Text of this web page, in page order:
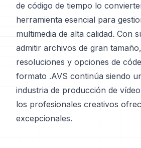
de código de tiempo lo
herramienta esencial para
multimedia de alta calidad. Con
admitir archivos de gran
resoluciones y opciones de
formato .AVS continúa siendo
industria de producción de
los profesionales creativos
excepcionales.